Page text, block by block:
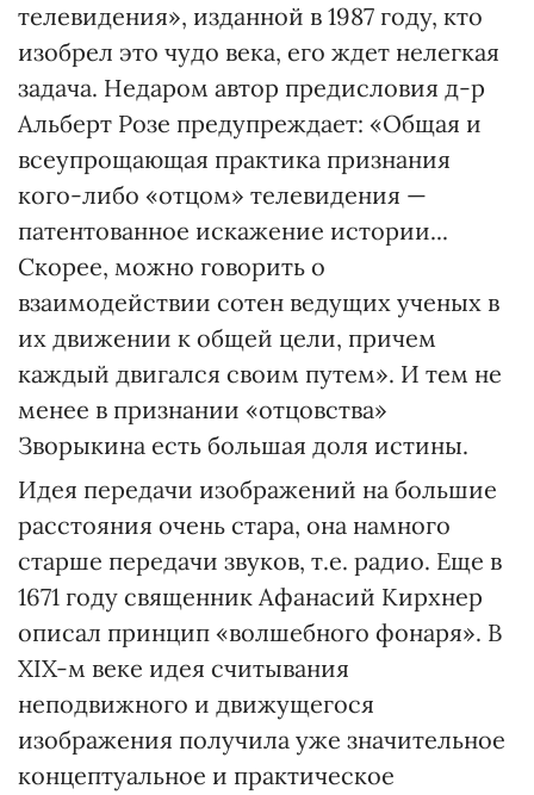
телевидения», изданной в 1987 году, кто
изобрел это чудо века, его ждет нелегкая
задача. Недаром автор предисловия д-р
Альберт Розе предупреждает: «Общая и
всеупрощающая практика признания
кого-либо «отцом» телевидения —
патентованное искажение истории...
Скорее, можно говорить о
взаимодействии сотен ведущих ученых в
их движении к общей цели, причем
каждый двигался своим путем». И тем не
менее в признании «отцовства»
Зворыкина есть большая доля истины.
Идея передачи изображений на большие
расстояния очень стара, она намного
старше передачи звуков, т.е. радио. Еще в
1671 году священник Афанасий Кирхнер
описал принцип «волшебного фонаря». В
XIX-м веке идея считывания
неподвижного и движущегося
изображения получила уже значительное
концептуальное и практическое